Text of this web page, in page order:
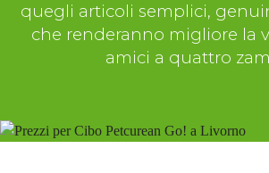
quegli articoli semplici,
che renderanno migliore la
amici a quattro